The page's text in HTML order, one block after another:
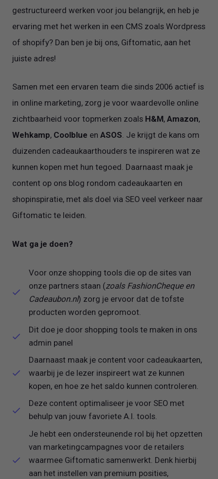
gestructureerd werken voor jou belangrijk, en heb je
ervaring met het werken in een CMS zoals Wordpress
of shopify? Dan ben je bij ons, Giftomatic, aan het
juiste adres!
Samen met een ervaren team die sinds 2006 actief is
in online marketing, zorg je voor waardevolle online
zichtbaarheid voor topmerken zoals H&M,Amazon,
Wehkamp, Coolblue enASOS. Je krijgt de kans om
duizenden cadeaukaarthouders te inspireren wat ze
kunnen kopen met hun tegoed. Daarnaast maak je
content op ons blog rondom cadeaukaarten en
shopinspiratie, met als doel via SEO veel verkeer naar
Giftomatic te leiden.
Wat ga je doen?
Voor onze shopping tools die op de sites van
onze partners staan (zoals FashionCheque en
Cadeaubon.nl) zorg je ervoor dat de tofste
producten worden gepromoot.
Dit doe je door shopping tools te maken in ons
admin panel
Daarnaast maak je content voor cadeaukaarten,
waarbij je de lezer inspireert wat ze kunnen
kopen, en hoe ze het saldo kunnen controleren.
Deze content optimaliseer je voor SEO met
behulp van jouw favoriete A.I. tools.
Je hebt een ondersteunende rol bij het opzetten
van marketingcampagnes voor de retailers
waarmee Giftomatic samenwerkt. Denk hierbij
aan het instellen van premium posities,